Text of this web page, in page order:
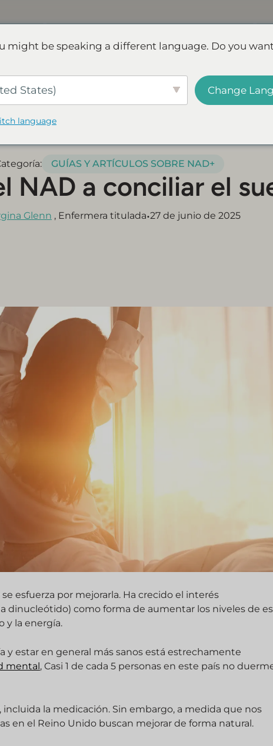
Preguntas
frecuentes
un
to 45% - Try for less or stock up and save. COMPRA
GUÍAS Y ARTÍCULOS SOBRE NAD+
NAD a conciliar el
Glenn , Enfermera titulada•27 de junio de 2025
esfuerza por mejorarla. Ha crecido el interés
dinucleótido) como forma de aumentar los niveles de
y la energía.
estar en general más sanos está estrechamente
mental, Casi 1 de cada 5 personas en este país no
la medicación. Sin embargo, a medida que nos
en el Reino Unido buscan mejorar de forma natural.
might be speaking a different language. Do you
States) Change
language